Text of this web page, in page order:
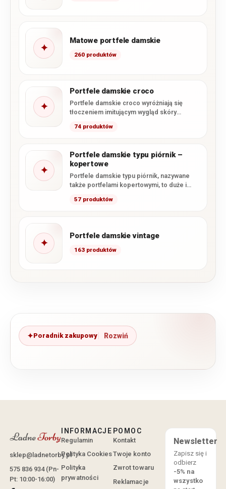
✦
Matowe portfele damskie
260 produktów
✦
Portfele damskie croco
Portfele damskie croco wyróżniają się
tłoczeniem imitującym wygląd skóry
lakierowanym wykończeniem. W…
74 produktów
✦
Portfele damskie typu piórnik –
kopertowe
Portfele damskie typu piórnik, nazywane
także portfelami kopertowymi, to duże i
zapięciem…
57 produktów
✦
Portfele damskie vintage
163 produktów
Poradnik zakupowy
sklep@ladnetorby.pl
575 836 934 (Pn-
Pt: 10:00-16:00)
INFORMACJE
Regulamin
Polityka Cookies
Polityka
prywatności
POMOC
Kontakt
Twoje konto
Zwrot towaru
Reklamacje
Newsletter
Zapisz się i
odbierz
-5% na
wszystko